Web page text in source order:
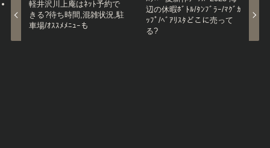
軽井沢川上庵はﾈｯﾄ予約で
きる?待ち時間,混雑状況,駐
車場/ｵｽｽﾒﾒﾆｭｰも
辺の休暇ﾎﾞﾄﾙ/ﾀﾝﾌﾞﾗｰ/ﾏｸﾞｶ
ｯﾌﾟ/ﾍﾞｱﾘｽﾀどこに売って
る?